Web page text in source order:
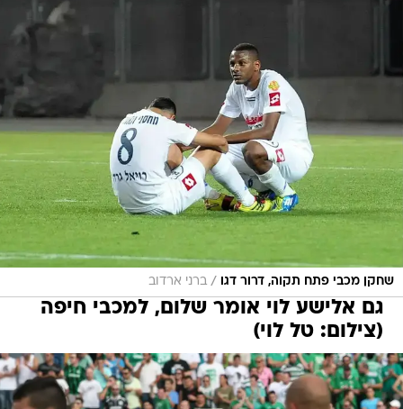
שחקן מכבי פתח תקוה, דרור דגו / ברני ארדוב
גם אלישע לוי אומר שלום, למכבי חיפה
(צילום: טל לוי)